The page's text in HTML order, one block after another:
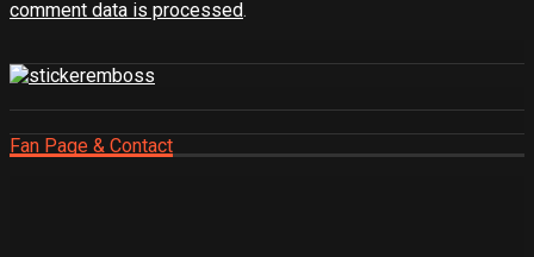
comment data is processed.
Fan Page & Contact